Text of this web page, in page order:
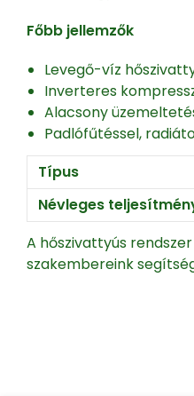
Főbb jellemzők
Levegő-víz
Inverteres
Alacsony
Padlófűtéssel,
Típus
Névleges
A hőszivattyús
szakembereink